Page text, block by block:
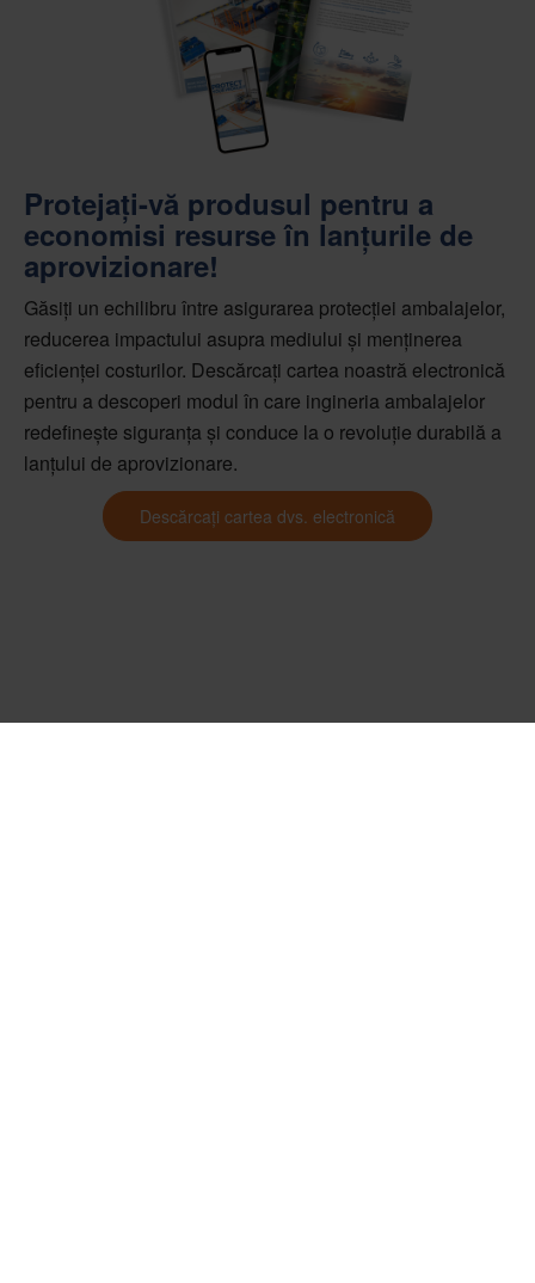
Protejați-vă produsul pentru a
economisi resurse în lanțurile de
aprovizionare!
Găsiți un echilibru între asigurarea protecției ambalajelor,
reducerea impactului asupra mediului și menținerea
eficienței costurilor. Descărcați cartea noastră electronică
pentru a descoperi modul în care ingineria ambalajelor
redefinește siguranța și conduce la o revoluție durabilă a
lanțului de aprovizionare.
Descărcați cartea dvs. electronică